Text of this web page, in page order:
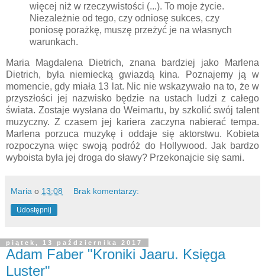
więcej niż w rzeczywistości (...). To moje życie.
Niezależnie od tego, czy odniosę sukces, czy
poniosę porażkę, muszę przeżyć je na własnych
warunkach.
Maria Magdalena Dietrich, znana bardziej jako Marlena
Dietrich, była niemiecką gwiazdą kina. Poznajemy ją w
momencie, gdy miała 13 lat. Nic nie wskazywało na to, że w
przyszłości jej nazwisko będzie na ustach ludzi z całego
świata. Zostaje wysłana do Weimartu, by szkolić swój talent
muzyczny. Z czasem jej kariera zaczyna nabierać tempa.
Marlena porzuca muzykę i oddaje się aktorstwu. Kobieta
rozpoczyna więc swoją podróż do Hollywood. Jak bardzo
wyboista była jej droga do sławy? Przekonajcie się sami.
Maria o 13:08 Brak komentarzy:
Udostępnij
piątek, 13 października 2017
Adam Faber "Kroniki Jaaru. Księga
Luster"